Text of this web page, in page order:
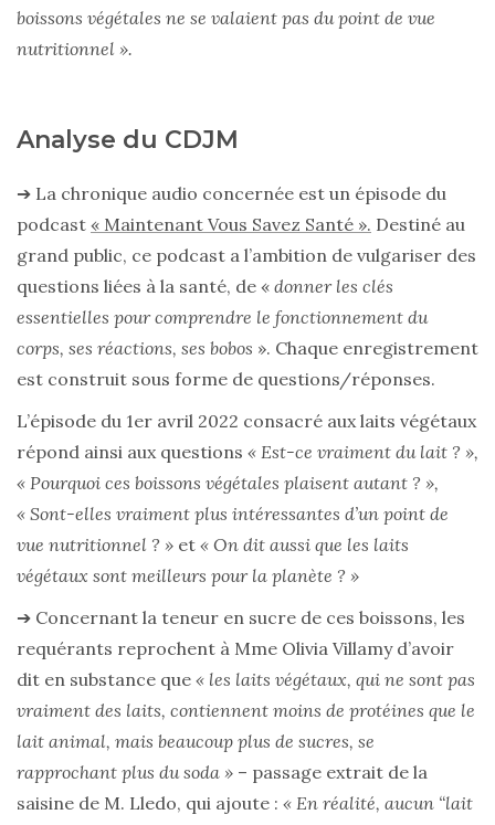
boissons végétales ne se valaient pas du point de vue
nutritionnel ».
Analyse du CDJM
➔ La chronique audio concernée est un épisode du
podcast « Maintenant Vous Savez Santé ». Destiné au
grand public, ce podcast a l’ambition de vulgariser des
questions liées à la santé, de « donner les clés
essentielles pour comprendre le fonctionnement du
corps, ses réactions, ses bobos ». Chaque enregistrement
est construit sous forme de questions/réponses.
L’épisode du 1er avril 2022 consacré aux laits végétaux
répond ainsi aux questions « Est-ce vraiment du lait ? »,
« Pourquoi ces boissons végétales plaisent autant ? »,
« Sont-elles vraiment plus intéressantes d’un point de
vue nutritionnel ? » et « On dit aussi que les laits
végétaux sont meilleurs pour la planète ? »
➔ Concernant la teneur en sucre de ces boissons, les
requérants reprochent à Mme Olivia Villamy d’avoir
dit en substance que « les laits végétaux, qui ne sont pas
vraiment des laits, contiennent moins de protéines que le
lait animal, mais beaucoup plus de sucres, se
rapprochant plus du soda » – passage extrait de la
saisine de M. Lledo, qui ajoute : « En réalité, aucun “lait